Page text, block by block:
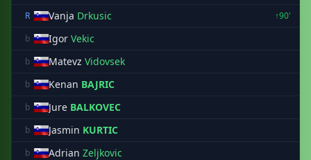
R
Vanja Drkusic
↑90'
b
Igor Vekic
b Matevz Vidovsek
b Kenan BAJRIC
b Jure BALKOVEC
b Jasmin KURTIC
b Adrian Zeljkovic